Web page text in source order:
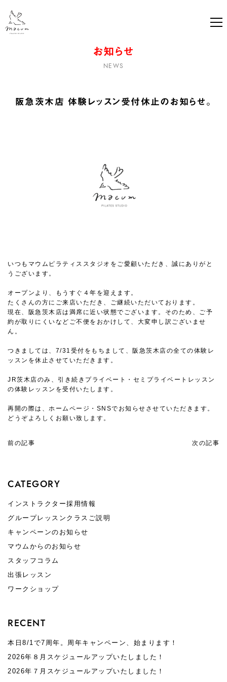
ma-eum PILATES studio ｜ マウムピラテ
お知らせ
NEWS
阪急茨木店 体験レッスン受付休止のお知らせ。
いつもマウムピラティススタジオをご愛顧いただき、誠にありがと
うございます。
オープンより、もうすぐ４年を迎えます。
たくさんの方にご来店いただき、ご継続いただいております。
現在、阪急茨木店は満席に近い状態でございます。そのため、ご予
約が取りにくいなどご不便をおかけして、大変申し訳ございませ
ん。
つきましては、7/31受付をもちまして、阪急茨木店の全ての体験レ
ッスンを休止させていただきます。
JR茨木店のみ、引き続きプライベート・セミプライベートレッスン
の体験レッスンを受付いたします。
再開の際は、ホームページ・SNSでお知らせさせていただきます。
どうぞよろしくお願い致します。
前の記事 次の記事
CATEGORY
インストラクター採用情報
グループレッスンクラスご説明
キャンペーンのお知らせ
マウムからのお知らせ
スタッフコラム
出張レッスン
ワークショップ
RECENT
本日8/1で7周年。周年キャンペーン、始まります！
2026年８月スケジュールアップいたしました！
2026年７月スケジュールアップいたしました！